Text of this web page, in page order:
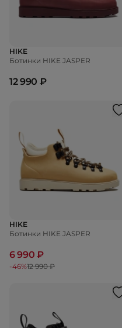
HIKE
Ботинки HIKE JASPER
12 990 ₽
HIKE
Ботинки HIKE JASPER
6 990 ₽
-46%12 990 ₽